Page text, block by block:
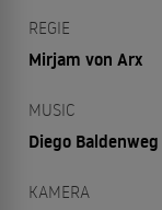
REGIE
Mirjam von Arx
MUSIC
Diego Baldenweg
KAMERA